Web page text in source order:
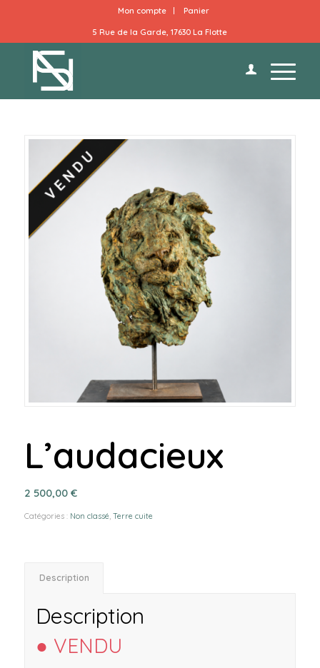
Mon compte Panier
5 Rue de la Garde, 17630 La Flotte
L’audacieux
2 500,00 €
Catégories : Non classé Terre cuite
Description
Description
● VENDU